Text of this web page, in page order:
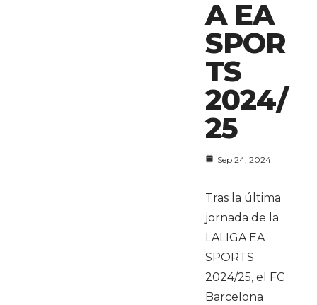
A EA
SPOR
TS
2024/
25
Sep 24, 2024
Tras la última
jornada de la
LALIGA EA
SPORTS
2024/25, el FC
Barcelona